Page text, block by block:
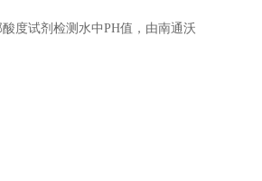
酸度试剂检测水中PH值，由南通沃